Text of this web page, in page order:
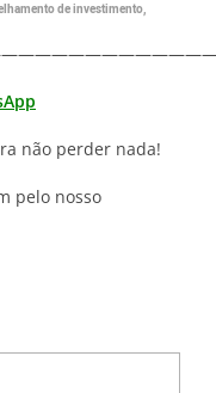
de investimento,
não perder nada!
pelo nosso